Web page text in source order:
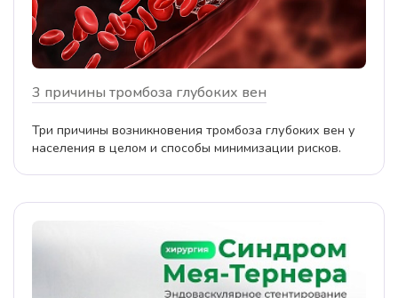
3 причины тромбоза глубоких вен
Три причины возникновения тромбоза глубоких вен у
населения в целом и способы минимизации рисков.